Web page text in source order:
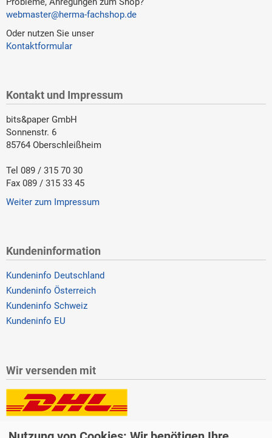
webmaster@herma-fachshop.de
Oder nutzen Sie unser
Kontaktformular
Kontakt und Impressum
bits&paper GmbH
Sonnenstr. 6
85764 Oberschleißheim
Tel 089 / 315 70 30
Fax 089 / 315 33 45
Weiter zum Impressum
Kundeninformation
Kundeninfo Deutschland
Kundeninfo Österreich
Kundeninfo Schweiz
Kundeninfo EU
Wir versenden mit